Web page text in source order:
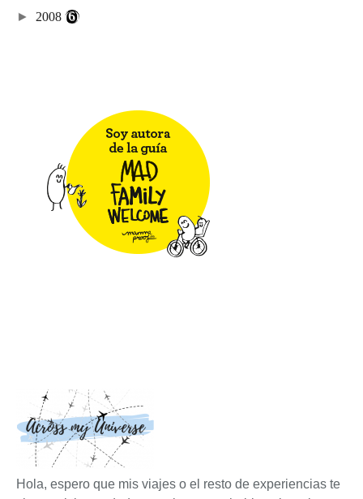
► 2008 (6)
Hola, espero que mis viajes o el resto de experiencias te